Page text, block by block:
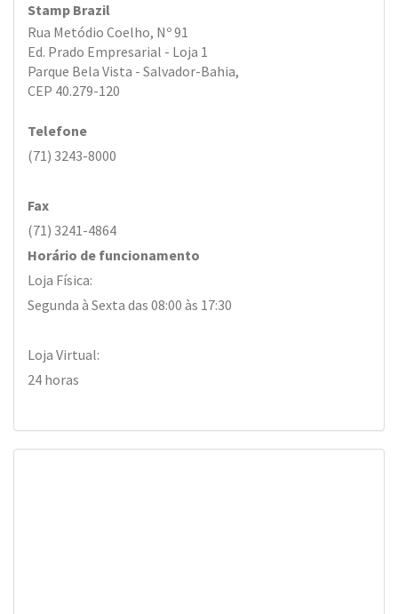
Stamp Brazil
Rua Metódio Coelho, Nº 91
Ed. Prado Empresarial - Loja 1
Parque Bela Vista - Salvador-Bahia,
CEP 40.279-120
Telefone
(71) 3243-8000
Fax
(71) 3241-4864
Horário de funcionamento
Loja Física:
Segunda à Sexta das 08:00 às 17:30
Loja Virtual:
24 horas